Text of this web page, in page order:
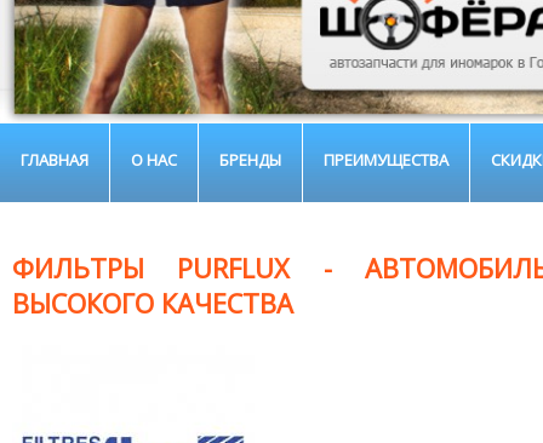
ГЛАВНАЯ О НАС БРЕНДЫ ПРЕИМУЩЕСТВА
ФИЛЬТРЫ PURFLUX -
ВЫСОКОГО КАЧЕСТВА